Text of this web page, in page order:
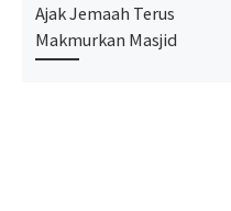
Ajak Jemaah Terus
Makmurkan Masjid